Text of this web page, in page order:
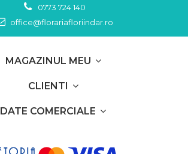
0773 724 140
office@florariafloriindar.ro
MAGAZINUL MEU
CLIENTI
DATE COMERCIALE